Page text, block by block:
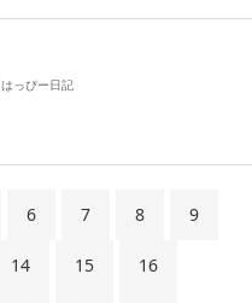
はっぴー日記
6 7 8 9
14 15 16